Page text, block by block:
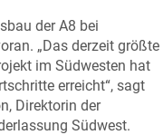
der A8 bei
„Das derzeit größte
im Südwesten hat
erreicht“, sagt
Direktorin der
Südwest.